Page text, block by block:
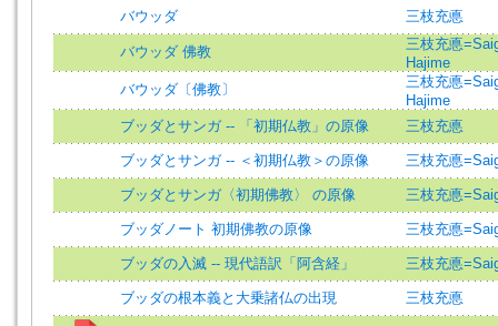
バウッダ 三枝充悳
バウッダ 佛教
三枝充悳
Hajime
バウッダ〔佛教〕
三枝充悳
Hajime
ブッダとサンガ -- 「初期仏教」の原像
三枝充悳
ブッダとサンガ -- ＜初期仏教＞の原像 三枝充悳
ブッダとサンガ〈初期佛教〉 の原像 三枝充悳
ブッダノート 初期佛教の原像 三枝充悳
ブッダの入滅 -- 現代語訳「阿含経」 三枝充悳
ブッダの根本義と大乗諸仏の出現 三枝充悳